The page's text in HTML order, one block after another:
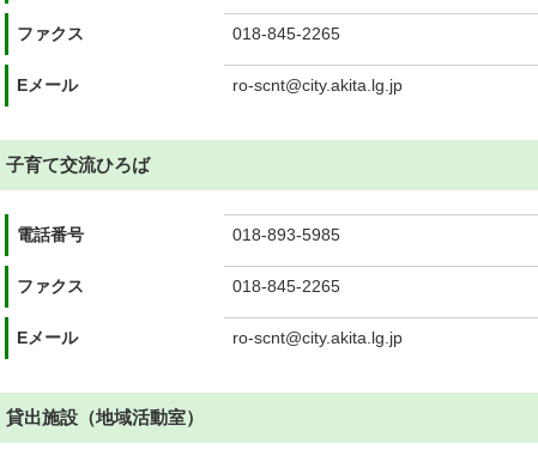
ファクス 018-845-2265
Eメール ro-scnt@city.akita.lg.jp
子育て交流ひろば
電話番号 018-893-5985
ファクス 018-845-2265
Eメール ro-scnt@city.akita.lg.jp
貸出施設（地域活動室）